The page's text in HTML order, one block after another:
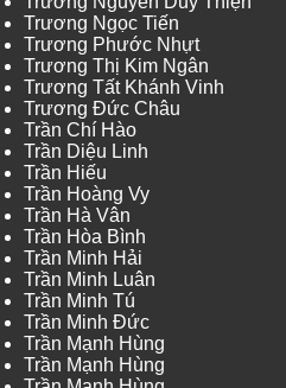
Trương Ngọc Tiến
Trương Phước Nhựt
Trương Thị Kim Ngân
Trương Tất Khánh Vinh
Trương Đức Châu
Trần Chí Hào
Trần Diệu Linh
Trần Hiếu
Trần Hoàng Vy
Trần Hà Vân
Trần Hòa Bình
Trần Minh Hải
Trần Minh Luân
Trần Minh Tú
Trần Minh Đức
Trần Mạnh Hùng
Trần Mạnh Hùng